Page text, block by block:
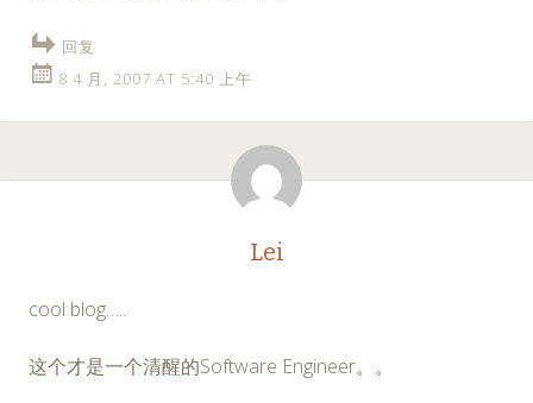
回复
8 4 月, 2007 AT 5:40 上午
Lei
cool blog…..
这个才是一个清醒的Software Engineer。。